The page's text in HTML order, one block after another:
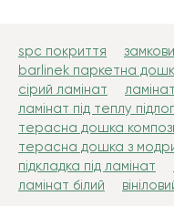
spc покриття
barlinek паркетна
сірий ламінат
ламінат під теплу
терасна дошка
терасна дошка з
підкладка під ламінат
ламінат білий